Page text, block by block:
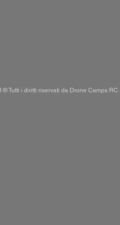
® Tutti i diritti riservati da Drone Camps RC.